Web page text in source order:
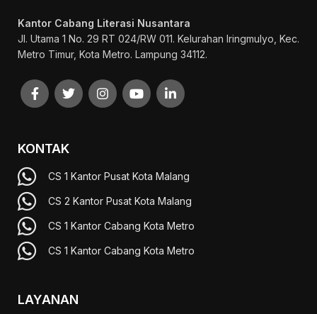
Kantor Cabang Literasi Nusantara
Jl. Utama 1 No. 29 RT 024/RW 011. Kelurahan Iringmulyo, Kec.
Metro Timur, Kota Metro. Lampung 34112.
KONTAK
CS 1 Kantor Pusat Kota Malang
CS 2 Kantor Pusat Kota Malang
CS 1 Kantor Cabang Kota Metro
CS 1 Kantor Cabang Kota Metro
LAYANAN